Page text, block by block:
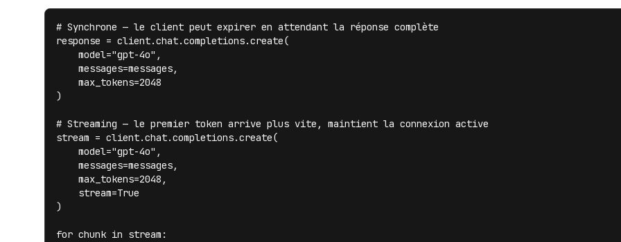
# Synchrone — le client peut expirer en attendant la réponse complète
response = client.chat.completions.create(
    model="gpt-4o",
    messages=messages,
    max_tokens=2048
)
# Streaming — le premier token arrive plus vite, maintient la connexion active
stream = client.chat.completions.create(
    model="gpt-4o",
    messages=messages,
    max_tokens=2048,
    stream=True
)
for chunk in stream: